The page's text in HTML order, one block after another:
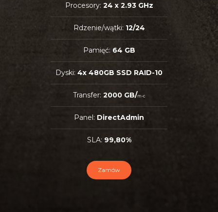
Procesory: 24 x 2.93 GHz
Rdzenie/wątki: 12/24
Pamięć: 64 GB
Dyski: 4x 480GB SSD RAID-10
Transfer: 2000 GB/m-c
Panel: DirectAdmin
SLA: 99,80%
Zamów